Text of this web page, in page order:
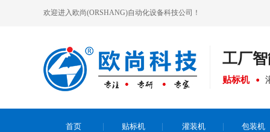
欢迎进入欧尚(ORSHANG)自动化设备科技公司！
工厂
贴标机
首页 贴标机 灌装机 包装机